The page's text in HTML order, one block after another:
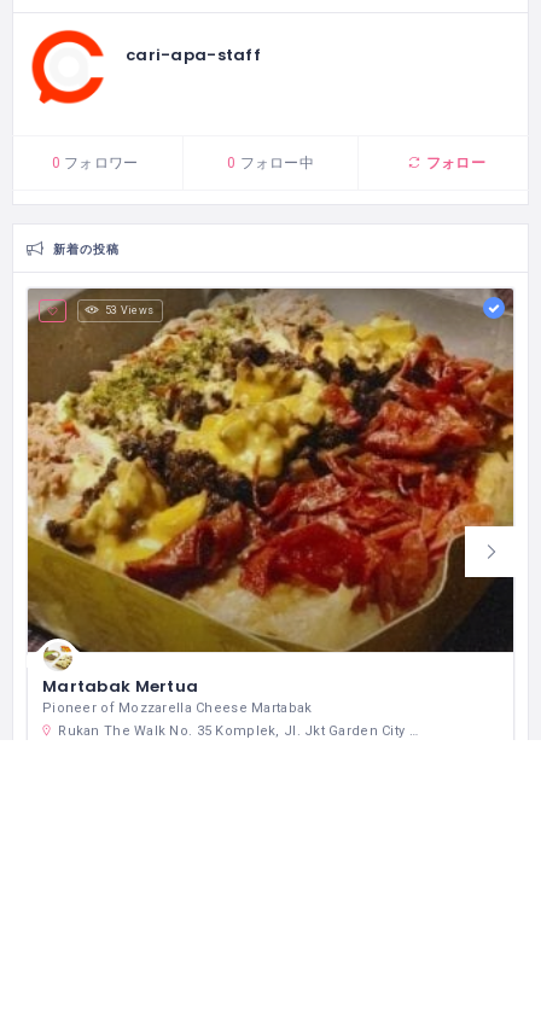
cari-apa-staff
0 フォロワー 0 フォロー中 フォロー
新着の投稿
53 Views
Martabak Mertua
Pioneer of Mozzarella Cheese Martabak
Rukan The Walk No. 35 Komplek, Jl. Jkt Garden City Boulevard, RT.14/RW.6, Cakung Tim., Kec. Cakung, Kota Jakarta Timur, Daerah Khusus Ibukota Jakarta 13910 インドネシア